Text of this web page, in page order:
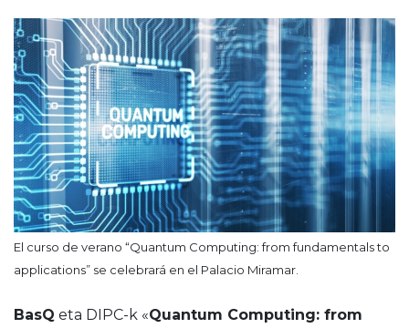
El curso de verano “Quantum Computing: from fundamentals to
applications” se celebrará en el Palacio Miramar.
BasQ eta DIPC-k «Quantum Computing: from